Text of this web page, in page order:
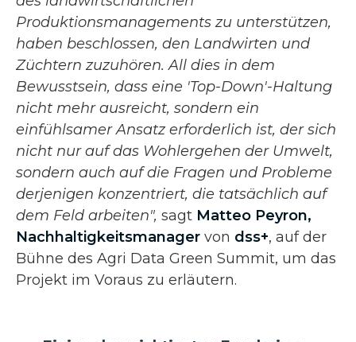
Produktionsmanagements zu unterstützen,
haben beschlossen, den Landwirten und
Züchtern zuzuhören. All dies in dem
Bewusstsein, dass eine 'Top-Down'-Haltung
nicht mehr ausreicht, sondern ein
einfühlsamer Ansatz erforderlich ist, der sich
nicht nur auf das Wohlergehen der Umwelt,
sondern auch auf die Fragen und Probleme
derjenigen konzentriert, die tatsächlich auf
dem Feld arbeiten", sagt Matteo Peyron,
Nachhaltigkeitsmanager von dss+, auf der
Bühne des Agri Data Green Summit, um das
Projekt im Voraus zu erläutern.